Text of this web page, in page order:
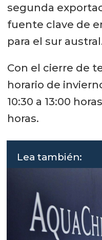
segunda
fuente clave de
para el sur
Con el cierre de
horario de
10:30 a 13:00
horas.
Lea también: